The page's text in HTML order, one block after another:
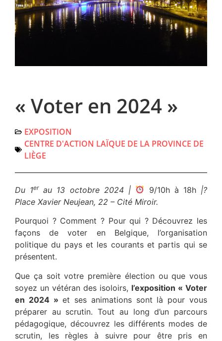
« Voter en 2024 »
EXPOSITION
CENTRE D'ACTION LAÏQUE DE LA PROVINCE DE
LIÈGE
Du 1erau 13 octobre 2024 | 9/10h à 18h |?
Place Xavier Neujean, 22 – Cité Miroir.
Pourquoi ? Comment ? Pour qui ? Découvrez les
façons de voter en Belgique, l’organisation
politique du pays et les courants et partis qui se
présentent.
Que ça soit votre première élection ou que vous
soyez un vétéran des isoloirs, l’exposition « Voter
en 2024 » et ses animations sont là pour vous
préparer au scrutin. Tout au long d’un parcours
pédagogique, découvrez les différents modes de
scrutin, les règles à suivre pour être pris en